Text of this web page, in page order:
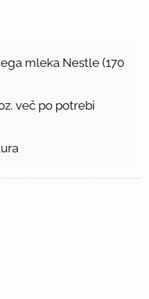
mleka Nestle (170
več po potrebi